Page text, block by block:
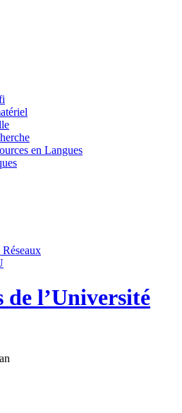
en Langues
Réseaux
l’Université